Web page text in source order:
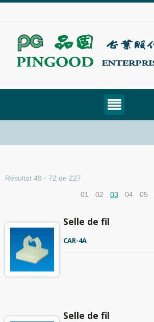
Résultat 49 - 72 de 227
01 02 03 04 05
Selle de fil
CAR-4A
Selle de fil